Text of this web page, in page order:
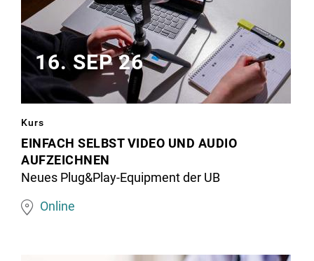
16. SEP 26
schräge
Seitenansicht
eines
Menschen
vor
Kurs
EINFACH SELBST VIDEO UND AUDIO
AUFZEICHNEN
Neues Plug&Play-Equipment der UB
Online